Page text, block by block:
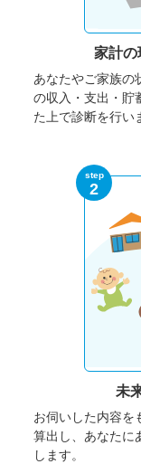
家計の
あなたやご家族の
の収入・支出・貯
た上で診断を行い
step
2
未
お伺いした内容を
算出し、あなたに
します。